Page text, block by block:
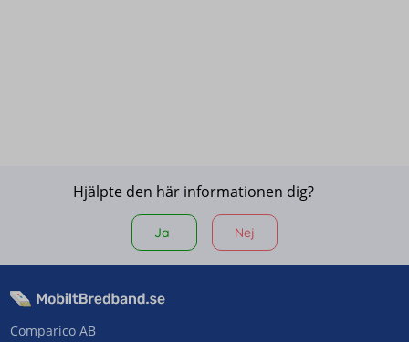
Hjälpte den här informationen dig?
Ja Nej
Comparico AB